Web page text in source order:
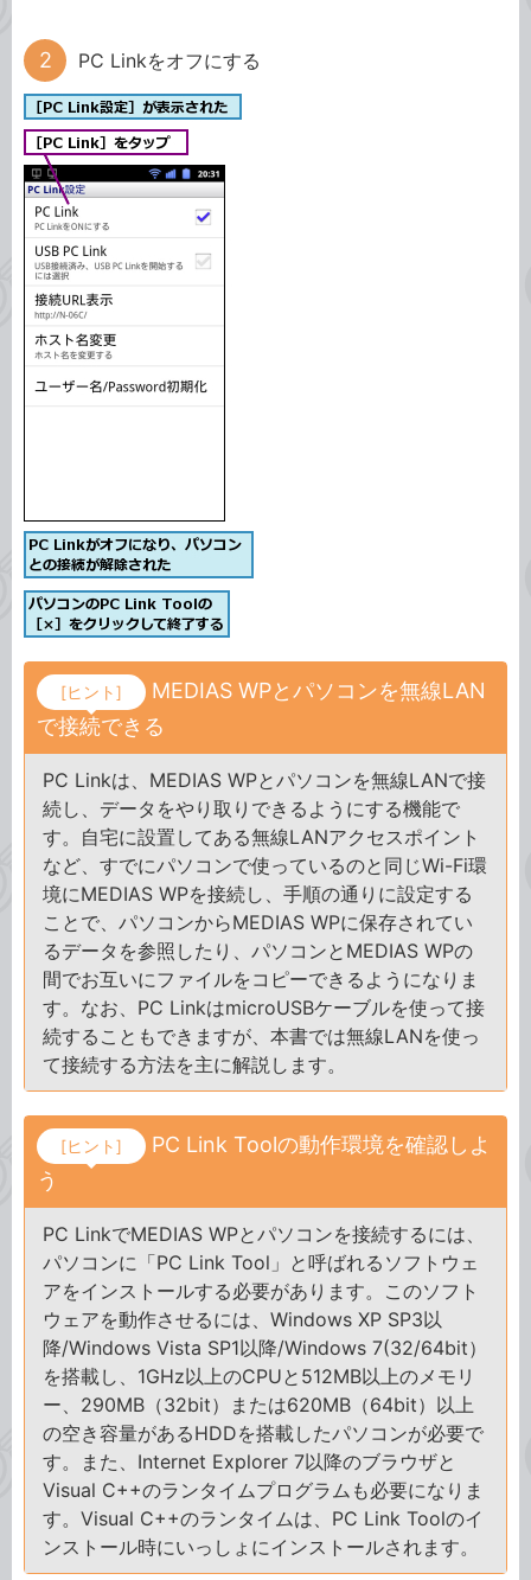
PC Linkをオフにする
[ヒント]
MEDIAS WPとパソコンを無線LAN
で接続できる
PC Linkは、MEDIAS WPとパソコンを無線LANで接
続し、データをやり取りできるようにする機能で
す。自宅に設置してある無線LANアクセスポイント
など、すでにパソコンで使っているのと同じWi-Fi環
境にMEDIAS WPを接続し、手順の通りに設定する
ことで、パソコンからMEDIAS WPに保存されてい
るデータを参照したり、パソコンとMEDIAS WPの
間でお互いにファイルをコピーできるようになりま
す。なお、PC LinkはmicroUSBケーブルを使って接
続することもできますが、本書では無線LANを使っ
て接続する方法を主に解説します。
[ヒント]
PC Link Toolの動作環境を確認しよ
う
PC LinkでMEDIAS WPとパソコンを接続するには、
パソコンに「PC Link Tool」と呼ばれるソフトウェ
アをインストールする必要があります。このソフト
ウェアを動作させるには、Windows XP SP3以
降/Windows Vista SP1以降/Windows 7(32/64bit）
を搭載し、1GHz以上のCPUと512MB以上のメモリ
ー、290MB（32bit）または620MB（64bit）以上
の空き容量があるHDDを搭載したパソコンが必要で
す。また、Internet Explorer 7以降のブラウザと
Visual C++のランタイムプログラムも必要になりま
す。Visual C++のランタイムは、PC Link Toolのイ
ンストール時にいっしょにインストールされます。